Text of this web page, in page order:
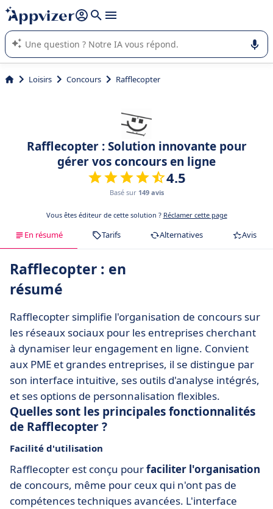
répondre (plusieurs lignes avec
L'IA de Appvizer vous guide dans l'utilisation ou la sélection de
logiciel SaaS en entreprise.
Loisirs Concours Rafflecopter
Rafflecopter : Solution innovante pour
gérer vos concours en ligne
4.5
Basé sur 149 avis
Vous êtes éditeur de cette solution ? Réclamer cette page
En résumé Tarifs Alternatives Avis
Rafflecopter : en
résumé
Rafflecopter simplifie l'organisation de concours sur
les réseaux sociaux pour les entreprises cherchant
à dynamiser leur engagement en ligne. Convient
aux PME et grandes entreprises, il se distingue par
son interface intuitive, ses outils d'analyse intégrés,
et ses options de personnalisation flexibles.
Quelles sont les principales fonctionnalités
de Rafflecopter ?
Facilité d'utilisation
Rafflecopter est conçu pourfaciliter l'organisation
de concours, même pour ceux qui n'ont pas de
compétences techniques avancées. L'interface